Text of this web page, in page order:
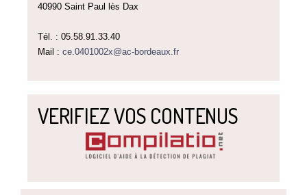
40990 Saint Paul lès Dax
Tél. : 05.58.91.33.40
Mail : ce.0401002x@ac-bordeaux.fr
VERIFIEZ VOS CONTENUS